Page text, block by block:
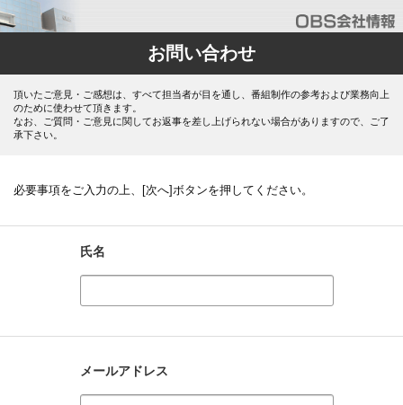
お問い合わせ
頂いたご意見・ご感想は、すべて担当者が目を通し、番組制作の参考および業務向上
のために使わせて頂きます。
なお、ご質問・ご意見に関してお返事を差し上げられない場合がありますので、ご了
承下さい。
必要事項をご入力の上、[次へ]ボタンを押してください。
氏名
メールアドレス